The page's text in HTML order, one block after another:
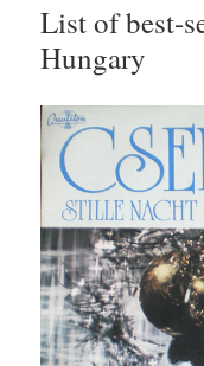
List of best-
Hungary